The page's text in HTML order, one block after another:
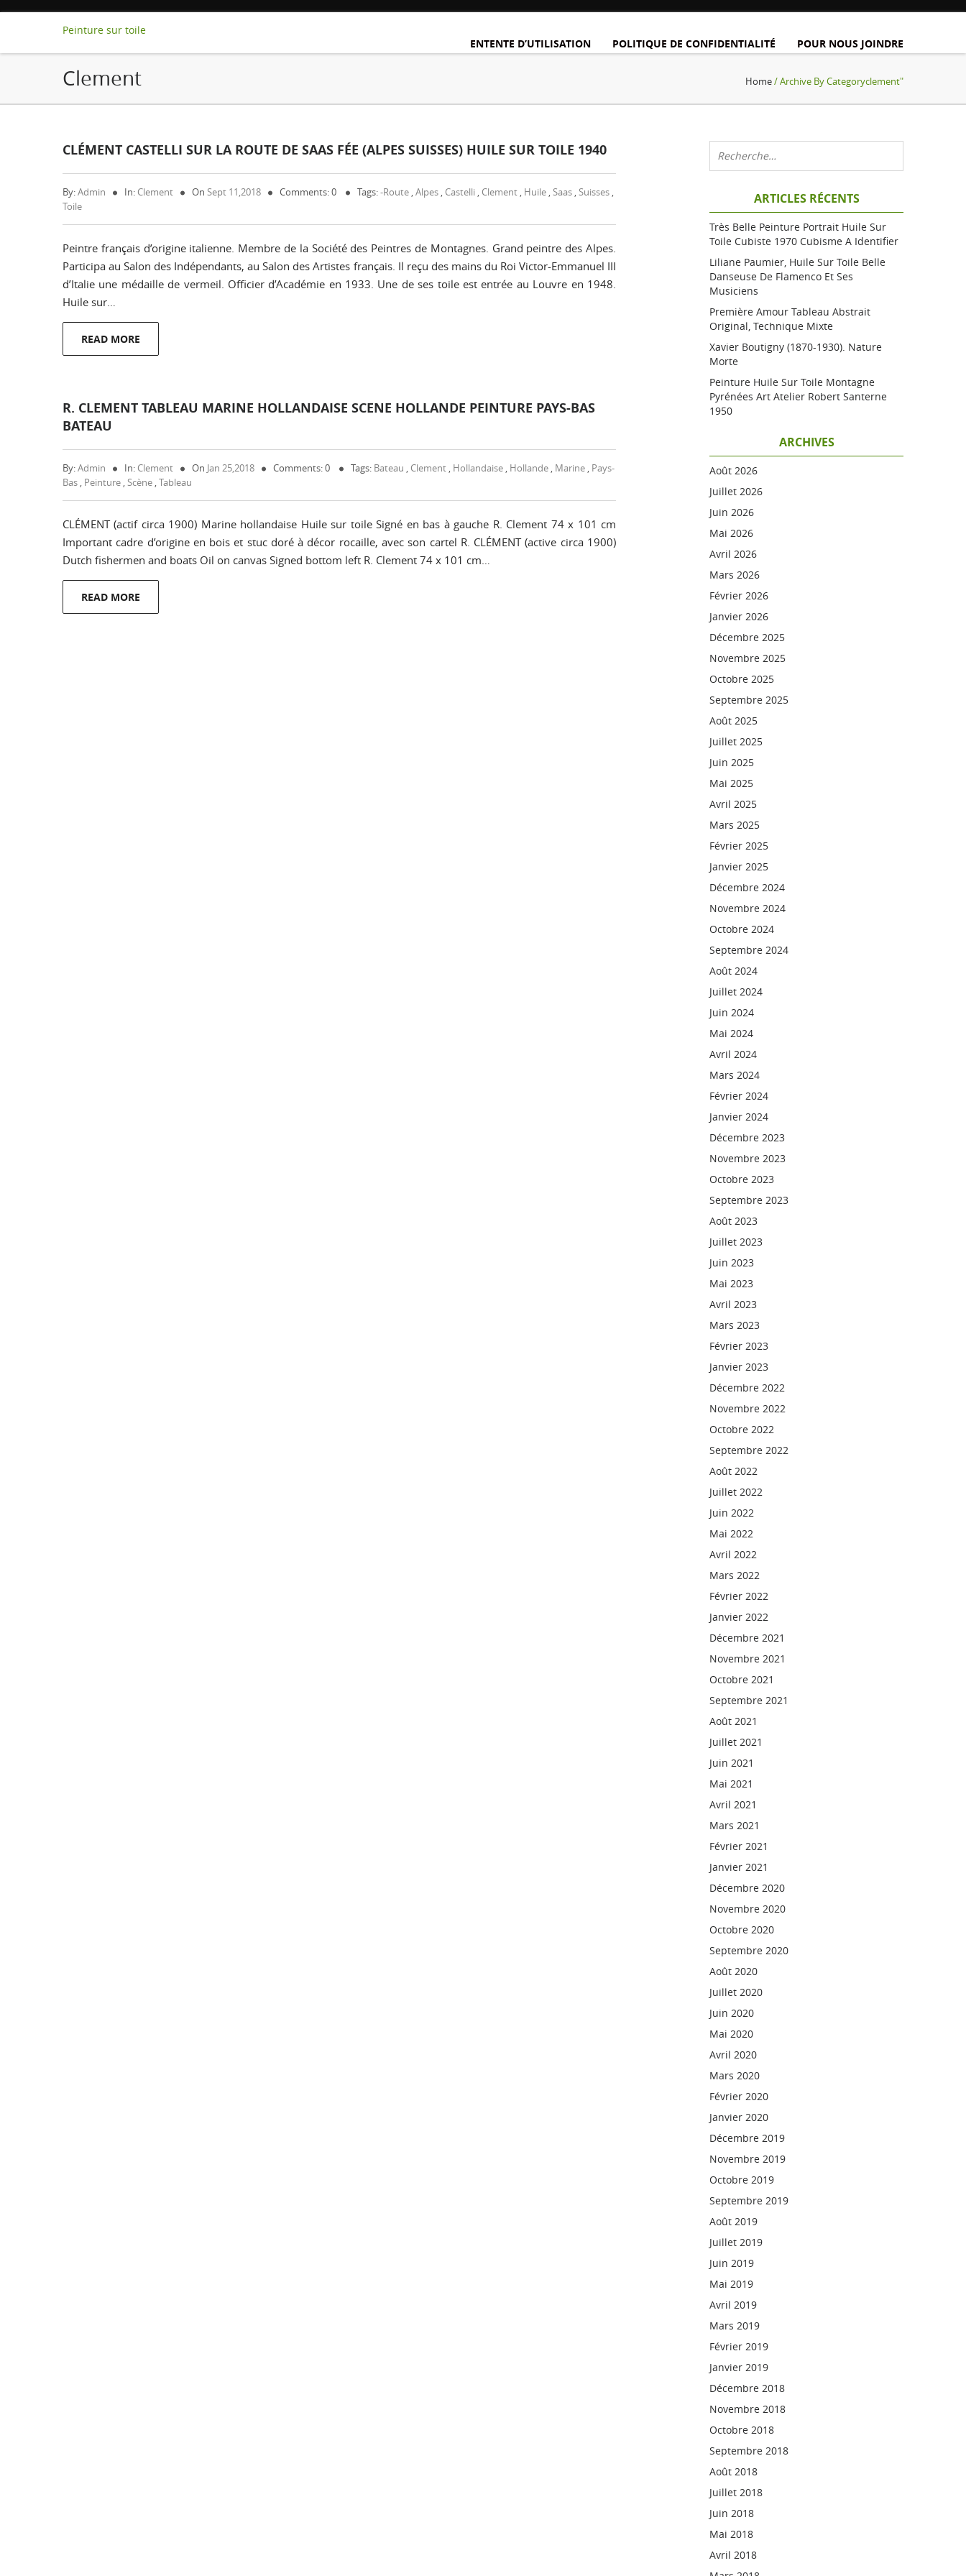
Peinture sur toile
ENTENTE D’UTILISATION
POLITIQUE DE CONFIDENTIALITÉ POUR NOUS JOINDRE
Clement Home/ Archive By Categoryclement"
CLÉMENT CASTELLI SUR LA ROUTE DE SAAS FÉE (ALPES SUISSES) HUILE SUR TOILE 1940
By:Admin In: Clement On Sept 11,2018 Comments: 0 Tags:-route ,Alpes , Castelli , Clement , Huile ,Saas ,Suisses ,
Toile
Peintre français d’origine italienne. Membre de la Société des Peintres de Montagnes. Grand peintre des Alpes.
Participa au Salon des Indépendants, au Salon des Artistes français. Il reçu des mains du Roi Victor-Emmanuel III
d’Italie une médaille de vermeil. Officier d’Académie en 1933. Une de ses toile est entrée au Louvre en 1948.
Huile sur…
READ MORE
R. CLEMENT TABLEAU MARINE HOLLANDAISE SCENE HOLLANDE PEINTURE PAYS-BAS
BATEAU
By:Admin In: Clement On Jan 25,2018 Comments: 0 Tags: Bateau , Clement , Hollandaise , Hollande , Marine , Pays-
Bas , Peinture ,Scène ,Tableau
CLÉMENT (actif circa 1900) Marine hollandaise Huile sur toile Signé en bas à gauche R. Clement 74 x 101 cm
Important cadre d’origine en bois et stuc doré à décor rocaille, avec son cartel R. CLÉMENT (active circa 1900)
Dutch fishermen and boats Oil on canvas Signed bottom left R. Clement 74 x 101 cm…
READ MORE
ARTICLES RÉCENTS
Très Belle Peinture Portrait Huile Sur
Toile Cubiste 1970 Cubisme A Identifier
Liliane Paumier, Huile Sur Toile Belle
Danseuse De Flamenco Et Ses
Musiciens
Première Amour Tableau Abstrait
Original, Technique Mixte
Xavier Boutigny (1870-1930). Nature
Morte
Peinture Huile Sur Toile Montagne
Pyrénées Art Atelier Robert Santerne
1950
ARCHIVES
Août 2026
Juillet 2026
Juin 2026
Mai 2026
Avril 2026
Mars 2026
Février 2026
Janvier 2026
Décembre 2025
Novembre 2025
Octobre 2025
Septembre 2025
Août 2025
Juillet 2025
Juin 2025
Mai 2025
Avril 2025
Mars 2025
Février 2025
Janvier 2025
Décembre 2024
Novembre 2024
Octobre 2024
Septembre 2024
Août 2024
Juillet 2024
Juin 2024
Mai 2024
Avril 2024
Mars 2024
Février 2024
Janvier 2024
Décembre 2023
Novembre 2023
Octobre 2023
Septembre 2023
Août 2023
Juillet 2023
Juin 2023
Mai 2023
Avril 2023
Mars 2023
Février 2023
Janvier 2023
Décembre 2022
Novembre 2022
Octobre 2022
Septembre 2022
Août 2022
Juillet 2022
Juin 2022
Mai 2022
Avril 2022
Mars 2022
Février 2022
Janvier 2022
Décembre 2021
Novembre 2021
Octobre 2021
Septembre 2021
Août 2021
Juillet 2021
Juin 2021
Mai 2021
Avril 2021
Mars 2021
Février 2021
Janvier 2021
Décembre 2020
Novembre 2020
Octobre 2020
Septembre 2020
Août 2020
Juillet 2020
Juin 2020
Mai 2020
Avril 2020
Mars 2020
Février 2020
Janvier 2020
Décembre 2019
Novembre 2019
Octobre 2019
Septembre 2019
Août 2019
Juillet 2019
Juin 2019
Mai 2019
Avril 2019
Mars 2019
Février 2019
Janvier 2019
Décembre 2018
Novembre 2018
Octobre 2018
Septembre 2018
Août 2018
Juillet 2018
Juin 2018
Mai 2018
Avril 2018